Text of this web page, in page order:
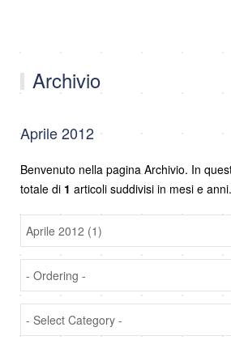
Archivio
Aprile 2012
Benvenuto nella pagina Archivio. In
totale di 1 articoli suddivisi in mesi e anni.